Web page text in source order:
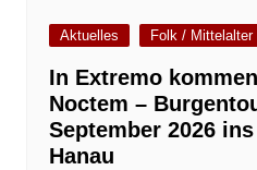
Aktuelles Folk / Mittelalter
In Extremo
Noctem –
September 2026
Hanau